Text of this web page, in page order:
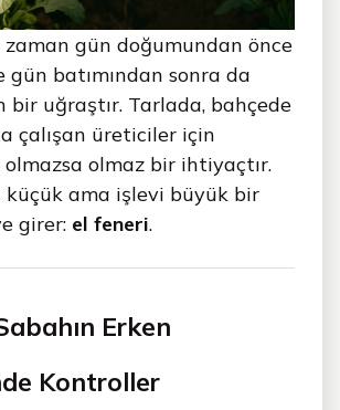
zaman gün doğumundan önce
gün batımından sonra da
bir uğraştır. Tarlada, bahçede
çalışan üreticiler için
olmaz bir ihtiyaçtır.
küçük ama işlevi büyük bir
girer: el feneri.
Erken
Kontroller